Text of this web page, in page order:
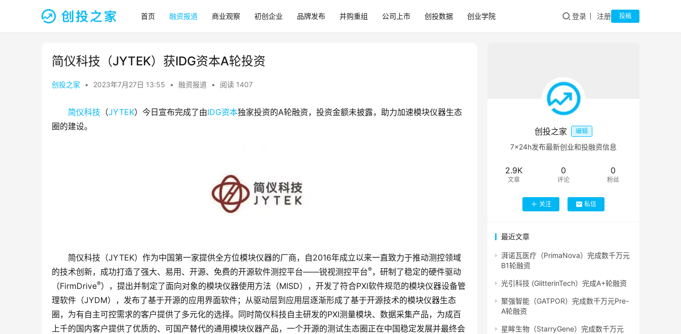
首页 融资报道 商业观察 初创企业 品牌发布 并购重组 公司上市 创投数据 创业学院 登录 注册 投稿
简仪科技（JYTEK）获IDG资本A轮投资
创投之家 • 2023年7月27日 13:55 • 融资报道 • 阅读 1407
简仪科技 （JYTEK）今日宣布完成了由IDG资本独家投资的A轮融资，投资金额未披露，助力加速模块仪器生态
圈的建设。
简仪科技（JYTEK）作为中国第一家提供全方位模块仪器的厂商，自2016年成立以来一直致力于推动测控领域
的技术创新，成功打造了强大、易用、开源、免费的开源软件测控平台——锐视测控平台®，研制了稳定的硬件驱动
（FirmDrive®），提出并制定了面向对象的模块仪器使用方法（MISD），开发了符合PXI软件规范的模块仪器设备管
理软件（JYDM），发布了基于开源的应用界面软件；从驱动层到应用层逐渐形成了基于开源技术的模块仪器生态
圈，为有自主可控需求的客户提供了多元化的选择。同时简仪科技自主研发的PXI测量模块、数据采集产品，为成百
上千的国内客户提供了优质的、可国产替代的通用模块仪器产品，一个开源的测试生态圈正在中国稳定发展并最终会
创投之家 编辑
7×24h发布最新创业和投融资信息
2.9K
文章
0
评论
0
粉丝
关注 私信
最近文章
湃诺瓦医疗（PrimaNova）完成数千万元
B1轮融资
光引科技 (GlitterinTech）完成A+轮融资
聚强智能（GATPOR）完成数千万元Pre-
A轮融资
星眸生物（StarryGene）完成数千万元